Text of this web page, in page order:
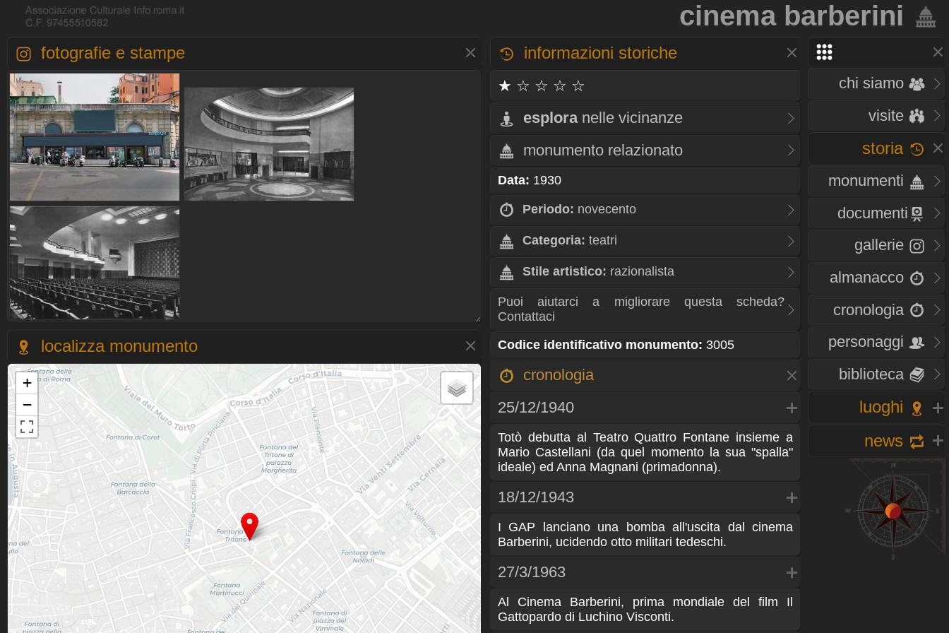
cinema barberini
chi siamo
visite
storia
monumenti
documenti
gallerie
almanacco
cronologia
personaggi
biblioteca
luoghi
news
fotografie e stampe
localizza monumento
+
−
informazioni storiche
★ ☆ ☆ ☆ ☆
esplora nelle vicinanze
monumento relazionato
Data: 1930
Periodo: novecento
Categoria: teatri
Stile artistico: razionalista
Puoi aiutarci a migliorare questa scheda?
Contattaci
Codice identificativo monumento: 3005
cronologia
25/12/1940
Totò debutta al Teatro Quattro Fontane insieme a
Mario Castellani (da quel momento la sua "spalla"
ideale) ed Anna Magnani (primadonna).
18/12/1943
I GAP lanciano una bomba all'uscita dal cinema
Barberini, ucidendo otto militari tedeschi.
27/3/1963
Al Cinema Barberini, prima mondiale del film Il
Gattopardo di Luchino Visconti.